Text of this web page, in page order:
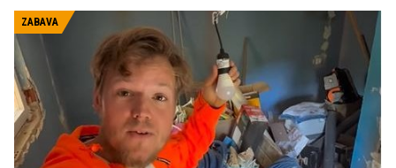
stopajo vprašanja o smislu in svobodi.
ZABAVA